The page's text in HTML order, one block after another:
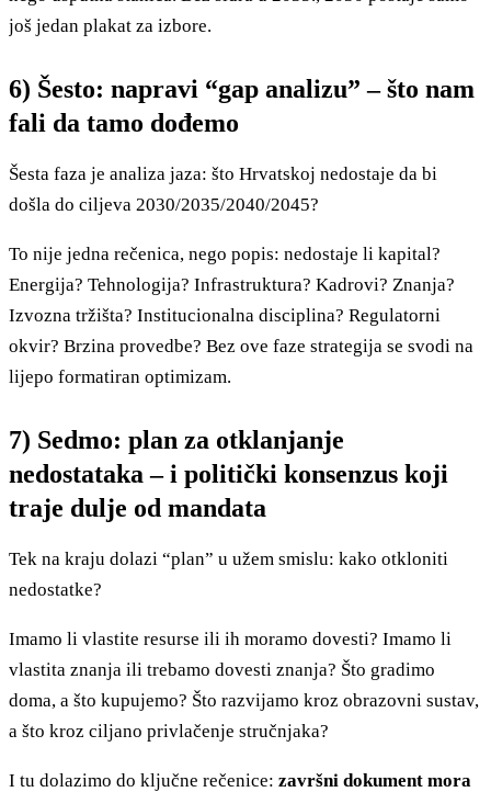
još jedan plakat za izbore.
6) Šesto: napravi “gap analizu” – što nam
fali da tamo dođemo
Šesta faza je analiza jaza: što Hrvatskoj nedostaje da bi
došla do ciljeva 2030/2035/2040/2045?
To nije jedna rečenica, nego popis: nedostaje li kapital?
Energija? Tehnologija? Infrastruktura? Kadrovi? Znanja?
Izvozna tržišta? Institucionalna disciplina? Regulatorni
okvir? Brzina provedbe? Bez ove faze strategija se svodi na
lijepo formatiran optimizam.
7) Sedmo: plan za otklanjanje
nedostataka – i politički konsenzus koji
traje dulje od mandata
Tek na kraju dolazi “plan” u užem smislu: kako otkloniti
nedostatke?
Imamo li vlastite resurse ili ih moramo dovesti? Imamo li
vlastita znanja ili trebamo dovesti znanja? Što gradimo
doma, a što kupujemo? Što razvijamo kroz obrazovni sustav,
a što kroz ciljano privlačenje stručnjaka?
I tu dolazimo do ključne rečenice: završni dokument mora